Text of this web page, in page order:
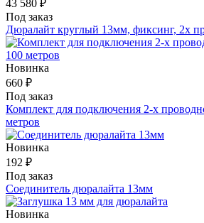
43 580 ₽
Под заказ
Дюралайт круглый 13мм, фиксинг, 2х
Новинка
660 ₽
Под заказ
Комплект для подключения 2-х
метров
Новинка
192 ₽
Под заказ
Соединитель дюралайта 13мм
Новинка